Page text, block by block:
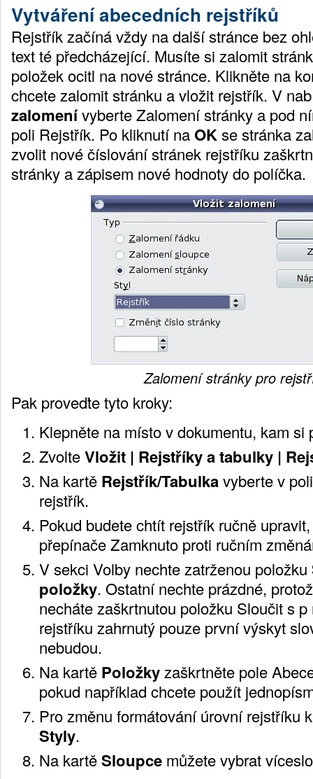
Vytváření abecedních rejstříků
Rejstřík začíná vždy na další stránce bez
text té předcházející. Musíte si zalomit
položek ocitl na nové stránce. Klikněte na
chcete zalomit stránku a vložit rejstřík. V
zalomenívyberte Zalomení stránky a pod
poli Rejstřík. Po kliknutí na OKse stránka
zvolit nové číslování stránek rejstříku
stránky a zápisem nové hodnoty do políčka.
Zalomení stránky pro
Pak proveďte tyto kroky:
Klepněte na místo v dokumentu, kam si
ZvolteVložit | Rejstříky a tabulky |
Na kartě Rejstřík/Tabulkavyberte v p
rejstřík.
Pokud budete chtít rejstřík ručně
přepínače Zamknuto proti ručním
V sekci Volby nechte zatrženou položku
položky. Ostatní nechte prázdné,
necháte zaškrtnutou položku Sloučit s
rejstříku zahrnutý pouze první výskyt
nebudou.
Na kartě Položkyzaškrtněte pole
pokud například chcete použít
Pro změnu formátování úrovní rejstříku
Styly.
Na kartěSloupce můžete vybrat